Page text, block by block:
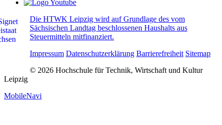
Die HTWK Leipzig wird auf Grundlage des vom
Sächsischen Landtag beschlossenen Haushalts aus
Steuermitteln mitfinanziert.
Impressum Datenschutzerklärung Barrierefreiheit Sitemap
© 2026 Hochschule für Technik, Wirtschaft und Kultur
Leipzig
MobileNavi